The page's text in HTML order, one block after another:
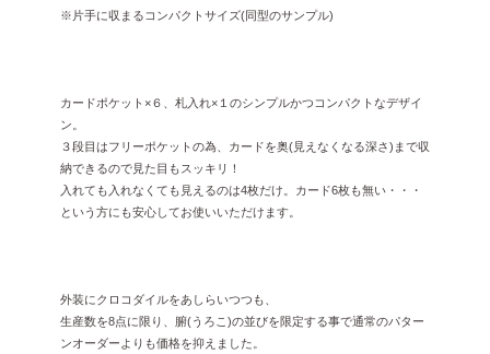
※片手に収まるコンパクトサイズ(同型のサンプル)
カードポケット×６、札入れ×１のシンプルかつコンパクトなデザイ
ン。
３段目はフリーポケットの為、カードを奥(見えなくなる深さ)まで収
納できるので見た目もスッキリ！
入れても入れなくても見えるのは4枚だけ。カード6枚も無い・・・
という方にも安心してお使いいただけます。
外装にクロコダイルをあしらいつつも、
生産数を8点に限り、腑(うろこ)の並びを限定する事で通常のパター
ンオーダーよりも価格を抑えました。